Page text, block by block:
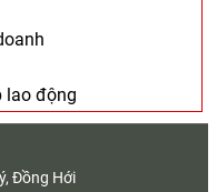
lao động
Đồng Hới